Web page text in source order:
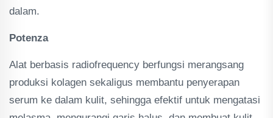
dalam.
Potenza
Alat berbasis radiofrequency berfungsi merangsang
produksi kolagen sekaligus membantu penyerapan
serum ke dalam kulit, sehingga efektif untuk mengatasi